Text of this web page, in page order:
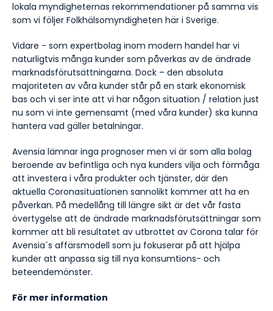
lokala myndigheternas rekommendationer på samma vis
som vi följer Folkhälsomyndigheten här i Sverige.
Vidare - som expertbolag inom modern handel har vi
naturligtvis många kunder som påverkas av de ändrade
marknadsförutsättningarna. Dock – den absoluta
majoriteten av våra kunder står på en stark ekonomisk
bas och vi ser inte att vi har någon situation / relation just
nu som vi inte gemensamt (med våra kunder) ska kunna
hantera vad gäller betalningar.
Avensia lämnar inga prognoser men vi är som alla bolag
beroende av befintliga och nya kunders vilja och förmåga
att investera i våra produkter och tjänster, där den
aktuella Coronasituationen sannolikt kommer att ha en
påverkan. På medellång till längre sikt är det vår fasta
övertygelse att de ändrade marknadsförutsättningar som
kommer att bli resultatet av utbrottet av Corona talar för
Avensia´s affärsmodell som ju fokuserar på att hjälpa
kunder att anpassa sig till nya konsumtions- och
beteendemönster.
För mer information